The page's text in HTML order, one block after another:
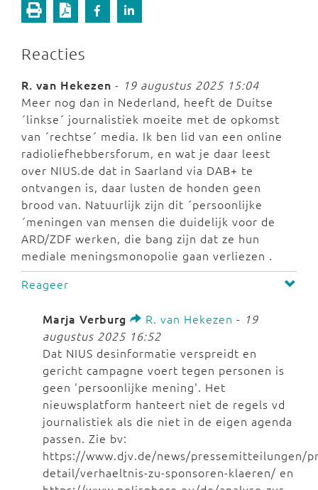
Reacties
R. van Hekezen - 19 augustus 2025 15:04
Meer nog dan in Nederland, heeft de Duitse
´linkse´ journalistiek moeite met de opkomst
van ´rechtse´ media. Ik ben lid van een online
radioliefhebbersforum, en wat je daar leest
over NIUS.de dat in Saarland via DAB+ te
ontvangen is, daar lusten de honden geen
brood van. Natuurlijk zijn dit ´persoonlijke
´meningen van mensen die duidelijk voor de
ARD/ZDF werken, die bang zijn dat ze hun
mediale meningsmonopolie gaan verliezen .
Reageer
Marja Verburg R. van Hekezen - 19
augustus 2025 16:52
Dat NIUS desinformatie verspreidt en
gericht campagne voert tegen personen is
geen 'persoonlijke mening'. Het
nieuwsplatform hanteert niet de regels vd
journalistiek als die niet in de eigen agenda
passen. Zie bv:
https://www.djv.de/news/pressemitteilungen/
detail/verhaeltnis-zu-sponsoren-klaeren/ en